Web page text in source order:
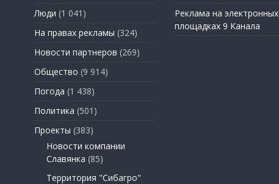
Люди (1 041)
На правах рекламы (324)
Новости партнеров (269)
Общество (9 914)
Погода (1 438)
Политика (501)
Проекты (383)
Новости компании
Славянка (85)
Территория "Сибагро"
Реклама на электронных
площадках 9 Канала